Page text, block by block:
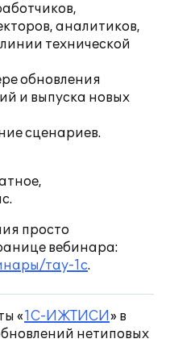
аналитиков,
технической
обновления
и выпуска новых
сценариев.
просто
вебинара:
тау-1с.
«1С-ИЖТИСИ» в
нетиповых